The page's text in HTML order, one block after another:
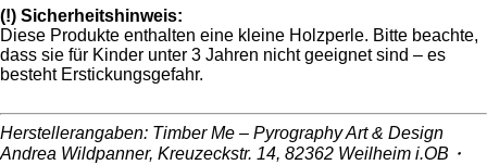
(!) Sicherheitshinweis:
Diese Produkte enthalten eine kleine Holzperle. Bitte beachte,
dass sie für Kinder unter 3 Jahren nicht geeignet sind – es
besteht Erstickungsgefahr.
Herstellerangaben: Timber Me – Pyrography Art & Design
Andrea Wildpanner, Kreuzeckstr. 14, 82362 Weilheim i.OB・